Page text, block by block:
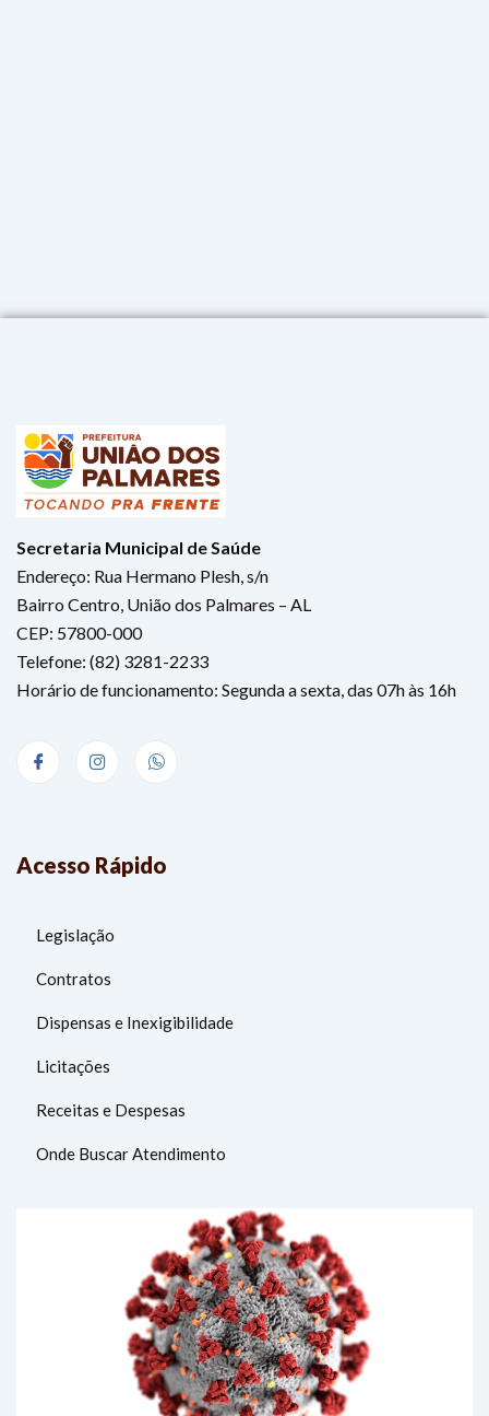
Secretaria Municipal de Saúde
Endereço: Rua Hermano Plesh, s/n
Bairro Centro, União dos Palmares – AL
CEP: 57800-000
Telefone: (82) 3281-2233
Horário de funcionamento: Segunda a sexta, das 07h às 16h
Acesso Rápido
Legislação
Contratos
Dispensas e Inexigibilidade
Licitações
Receitas e Despesas
Onde Buscar Atendimento